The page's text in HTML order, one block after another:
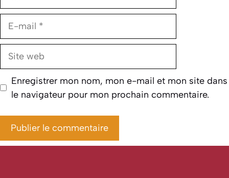
E-
Site
Enregistrer mon nom, mon e-mail et mon site dans
le navigateur pour mon prochain commentaire.